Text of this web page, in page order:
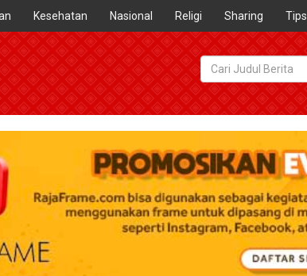
Kesehatan Nasional Religi Sharing Tips